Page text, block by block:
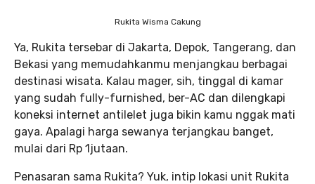
Rukita Wisma Cakung
Ya, Rukita tersebar di Jakarta, Depok, Tangerang, dan
Bekasi yang memudahkanmu menjangkau berbagai
destinasi wisata. Kalau mager, sih, tinggal di kamar
yang sudah fully-furnished, ber-AC dan dilengkapi
koneksi internet antilelet juga bikin kamu nggak mati
gaya. Apalagi harga sewanya terjangkau banget,
mulai dari Rp 1jutaan.
Penasaran sama Rukita? Yuk, intip lokasi unit Rukita